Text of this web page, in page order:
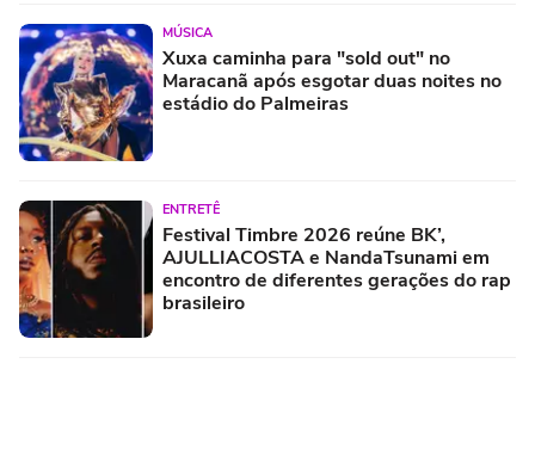
MÚSICA
Xuxa caminha para "sold out" no
Maracanã após esgotar duas noites no
estádio do Palmeiras
ENTRETÊ
Festival Timbre 2026 reúne BK’,
AJULLIACOSTA e NandaTsunami em
encontro de diferentes gerações do rap
brasileiro